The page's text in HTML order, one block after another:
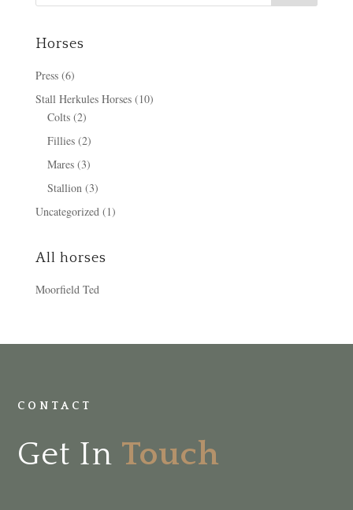
Horses
Press(6)
Stall Herkules Horses(10)
Colts(2)
Fillies(2)
Mares(3)
Stallion (3)
Uncategorized (1)
All horses
Moorfield Ted
CONTACT
Get In Touch